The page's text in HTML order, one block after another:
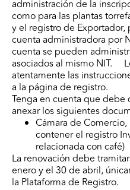
administración de la
como para las plantas
y el registro de Exportador,
cuenta administradora por
cuenta se pueden
asociados al mismo NIT.
atentamente las
a la página de registro.
Tenga en cuenta que
anexar los siguientes
Cámara de
contener el registro
relacionada con café)
La renovación debe
enero y el 30 de abril,
la Plataforma de Registro.